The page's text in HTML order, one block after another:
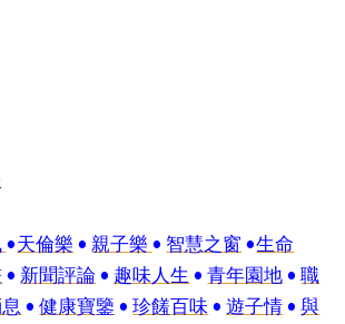
•天倫樂 •親子樂 • 智慧之窗 •生命
• 新聞評論 • 趣味人生 •青年園地•職
•健康寶鑒 •珍饈百味•遊子情•與